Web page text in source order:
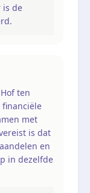
is de
ten
met
is dat
en
in dezelfde